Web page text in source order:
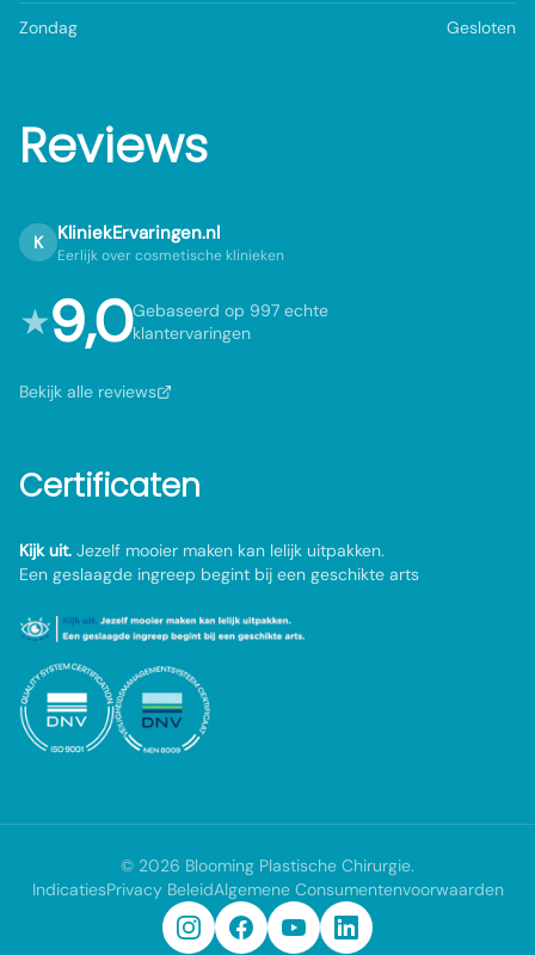
Zondag Gesloten
Reviews
K KliniekErvaringen.nl
Eerlijk over cosmetische klinieken
★9,0Gebaseerd op 997 echte
klantervaringen
Bekijk alle reviews
Certificaten
Kijk uit. Jezelf mooier maken kan lelijk uitpakken.
Een geslaagde ingreep begint bij een geschikte arts
© 2026 Blooming Plastische Chirurgie.
IndicatiesPrivacy BeleidAlgemene Consumentenvoorwaarden